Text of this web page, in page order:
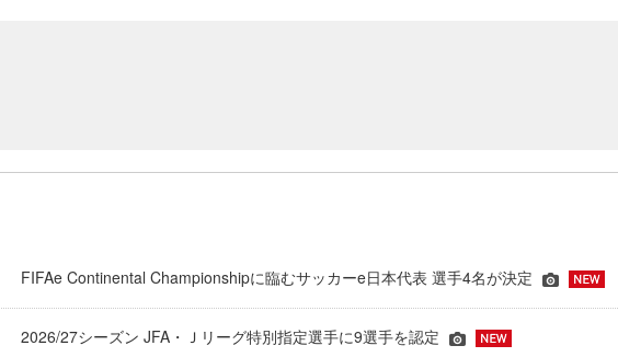
FIFAe Continental Championshipに臨むサッカーe日本代表 選手4名が決定
2026/27シーズン JFA・Ｊリーグ特別指定選手に9選手を認定